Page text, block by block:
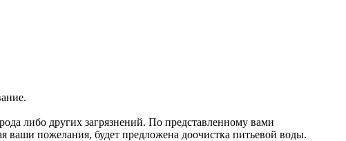
либо других загрязнений. По представленному вами
ваши пожелания, будет предложена доочистка питьевой воды.